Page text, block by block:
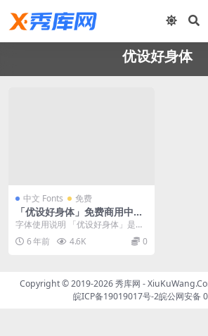
优设好身体
中文 Fonts 免费
「优设好身体」免费商用中文
字体下载
字体使用说明 「优设好身体」是一
款亲和力、现代感极强的专业美术
标题字体。它以圆体...
6 年前 4.6K 0
Copyright © 2019-2026秀库网 -
皖ICP备19019017号-2皖公网安备